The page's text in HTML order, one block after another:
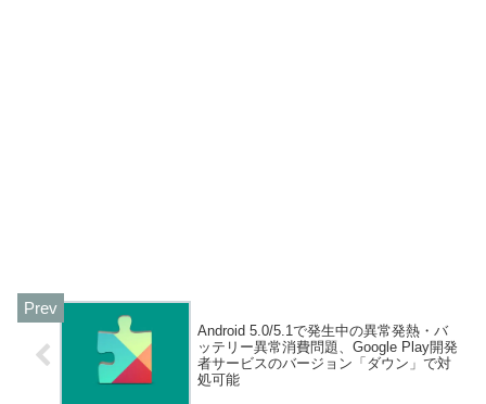
Android 5.0/5.1で発生中の異常発熱・バ
ッテリー異常消費問題、Google Play開発
者サービスのバージョン「ダウン」で対
処可能